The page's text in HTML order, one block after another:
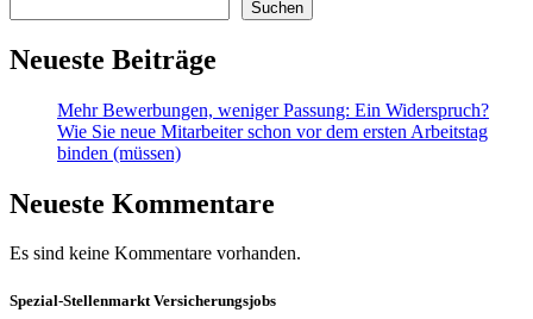
Suchen
Neueste Beiträge
Mehr Bewerbungen, weniger Passung: Ein Widerspruch?
Wie Sie neue Mitarbeiter schon vor dem ersten Arbeitstag
binden (müssen)
Neueste Kommentare
Es sind keine Kommentare vorhanden.
Spezial-Stellenmarkt Versicherungsjobs